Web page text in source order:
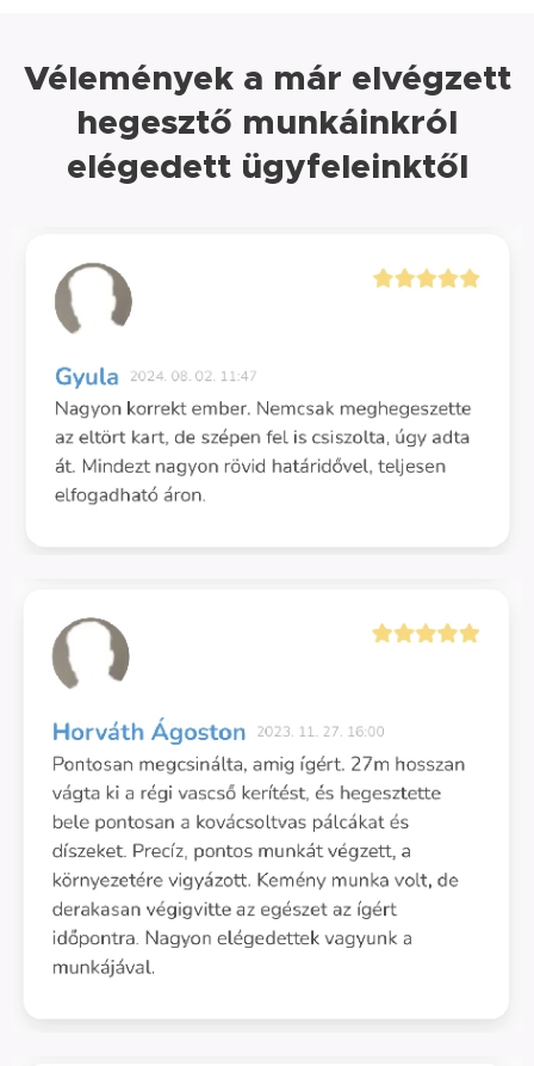
Vélemények a már elvégzett
hegesztő munkáinkról
elégedett ügyfeleinktől